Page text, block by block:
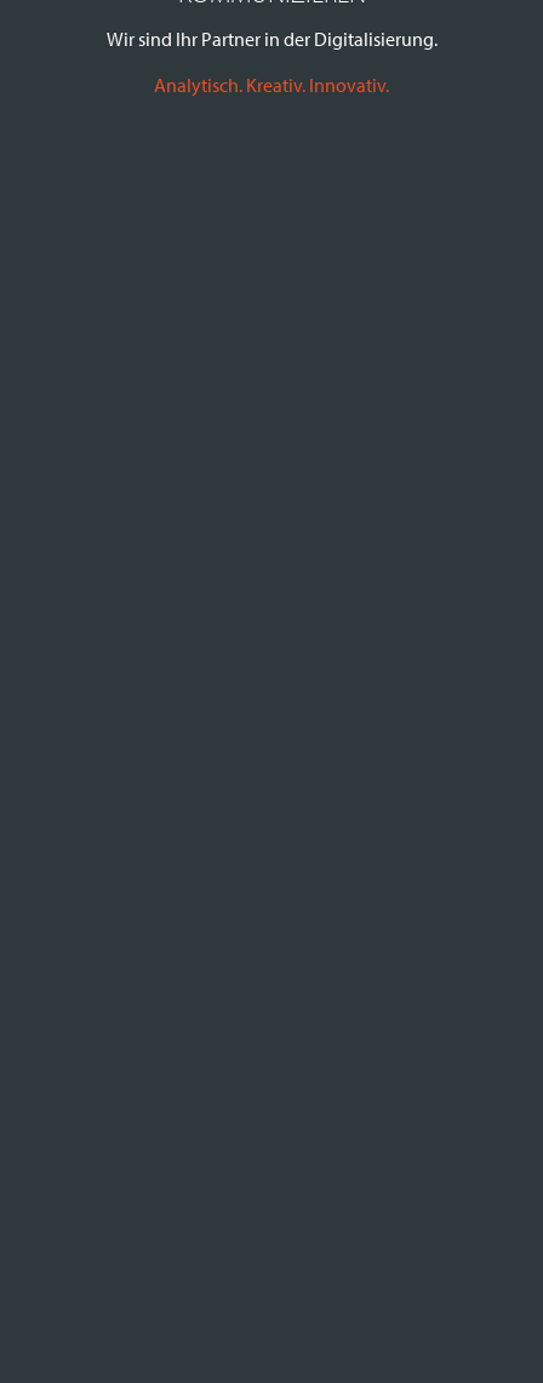
Wir sind Ihr Partner in der Digitalisierung.
Analytisch. Kreativ. Innovativ.